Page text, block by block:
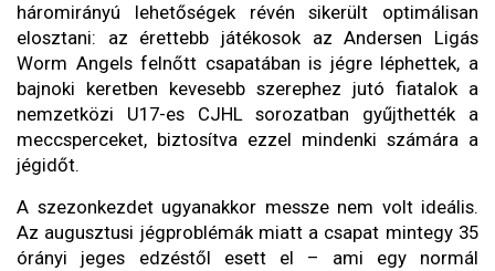
háromirányú lehetőségek révén sikerült optimálisan
elosztani: az érettebb játékosok az Andersen Ligás
Worm Angels felnőtt csapatában is jégre léphettek, a
bajnoki keretben kevesebb szerephez jutó fiatalok a
nemzetközi U17-es CJHL sorozatban gyűjthették a
meccsperceket, biztosítva ezzel mindenki számára a
jégidőt.
A szezonkezdet ugyanakkor messze nem volt ideális.
Az augusztusi jégproblémák miatt a csapat mintegy 35
órányi jeges edzéstől esett el – ami egy normál